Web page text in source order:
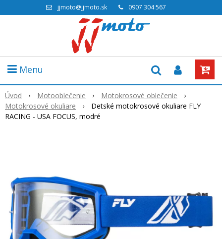
jjmoto@jjmoto.sk 0907 304 567
Menu
Úvod Motooblečenie
Motokrosové oblečenie
Motokrosové okuliare
Detské motokrosové okuliare FLY
RACING - USA FOCUS, modré